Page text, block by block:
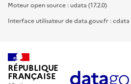
Moteur open source : udata (17.2.0)
Interface utilisateur de data.gouv.fr :
RÉPUBLIQUE
FRANÇAISE